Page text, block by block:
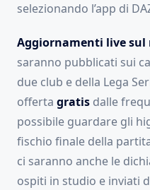
selezionando l’app di
Aggiornamenti live
saranno pubblicati sui
due club e della Lega
offerta gratis dalle
possibile guardare gli
fischio finale della
ci saranno anche le
ospiti in studio e inviati